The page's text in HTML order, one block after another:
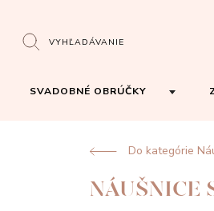
VYHĽADÁVANIE
SVADOBNÉ OBRÚČKY
Do kategórie
NÁUŠNICE